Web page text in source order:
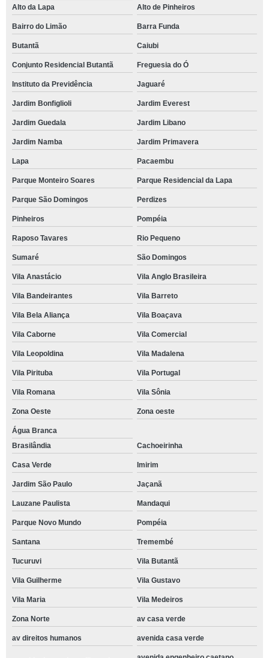
Alto da Lapa
Alto de Pinheiros
Bairro do Limão Barra Funda
Butantã Caiubi
Conjunto Residencial Butantã Freguesia do Ó
Instituto da Previdência Jaguaré
Jardim Bonfiglioli Jardim Everest
Jardim Guedala Jardim Libano
Jardim Namba Jardim Primavera
Lapa Pacaembu
Parque Monteiro Soares Parque Residencial da Lapa
Parque São Domingos Perdizes
Pinheiros Pompéia
Raposo Tavares Rio Pequeno
Sumaré São Domingos
Vila Anastácio Vila Anglo Brasileira
Vila Bandeirantes Vila Barreto
Vila Bela Aliança Vila Boaçava
Vila Caborne Vila Comercial
Vila Leopoldina Vila Madalena
Vila Pirituba Vila Portugal
Vila Romana Vila Sônia
Zona Oeste Zona oeste
Água Branca
Brasilândia
Cachoeirinha
Casa Verde Imirim
Jardim São Paulo Jaçanã
Lauzane Paulista Mandaqui
Parque Novo Mundo Pompéia
Santana Tremembé
Tucuruvi Vila Butantã
Vila Guilherme Vila Gustavo
Vila Maria Vila Medeiros
Zona Norte av casa verde
av direitos humanos avenida casa verde